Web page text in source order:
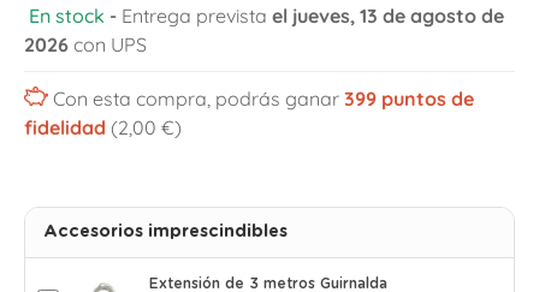
En stock - Entrega prevista el jueves, 13 de agosto de
2026 con UPS
Con esta compra, podrás ganar 399puntos de
fidelidad (2,00 €)
Accesorios imprescindibles
Extensión de 3 metros Guirnalda